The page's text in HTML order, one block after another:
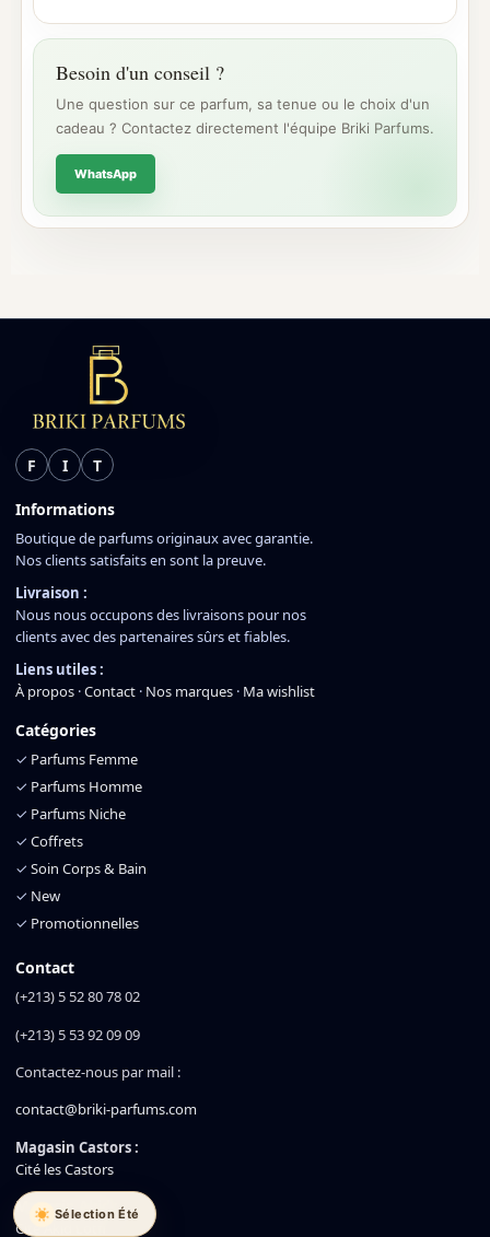
Besoin d'un conseil ?
Une question sur ce parfum, sa tenue ou le choix d'un
cadeau ? Contactez directement l'équipe Briki Parfums.
WhatsApp
F I T
Informations
Boutique de parfums originaux avec garantie.
Nos clients satisfaits en sont la preuve.
Livraison :
Nous nous occupons des livraisons pour nos
clients avec des partenaires sûrs et fiables.
Liens utiles :
À propos ·Contact · Nos marques · Ma wishlist
Catégories
✓ Parfums Femme
✓ Parfums Homme
✓ Parfums Niche
✓ Coffrets
✓ Soin Corps & Bain
✓ New
✓ Promotionnelles
Contact
(+213) 5 52 80 78 02
(+213) 5 53 92 09 09
Contactez-nous par mail :
contact@briki-parfums.com
Magasin Castors :
Cité les Castors
Magasin Akid :
Cité Akid Lotfi
Sélection Été